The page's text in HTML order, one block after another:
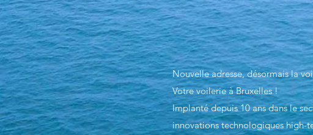
Nouvelle adresse, désormais la
Votre voilerie à Bruxelles !
Implanté depuis 10 ans dans le
innovations technologiques high-